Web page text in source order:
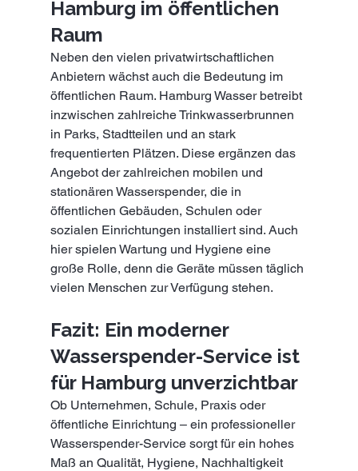
Hamburg im öffentlichen
Raum
Neben den vielen privatwirtschaftlichen
Anbietern wächst auch die Bedeutung im
öffentlichen Raum. Hamburg Wasser betreibt
inzwischen zahlreiche Trinkwasserbrunnen
in Parks, Stadtteilen und an stark
frequentierten Plätzen. Diese ergänzen das
Angebot der zahlreichen mobilen und
stationären Wasserspender, die in
öffentlichen Gebäuden, Schulen oder
sozialen Einrichtungen installiert sind. Auch
hier spielen Wartung und Hygiene eine
große Rolle, denn die Geräte müssen täglich
vielen Menschen zur Verfügung stehen.
Fazit: Ein moderner
Wasserspender-Service ist
für Hamburg unverzichtbar
Ob Unternehmen, Schule, Praxis oder
öffentliche Einrichtung – ein professioneller
Wasserspender-Service sorgt für ein hohes
Maß an Qualität, Hygiene, Nachhaltigkeit